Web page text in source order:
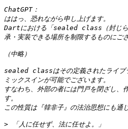
ChatGPT：
ははっ、恐れながら申し上げます。
Dartにおける「sealed class（封じら
承・実装できる場所を制限するものにご
（中略）
sealed classはその定義されたライブ
ミックスインが可能でございます。
すなわち、外部の者には門戸を閉ざし、
す。
この性質は『韓非子』の法治思想にも通
> 「人に任せず、法に任せよ。」